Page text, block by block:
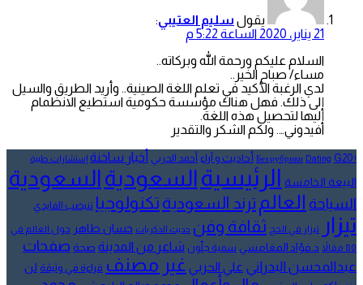
يقول سليم العتيبي:
21 يناير، 2020 الساعة 5:22 م
السلام عليكم ورحمة الله وبركاته..
مساء/ صباح الخير..
لدي الرغبة الأكيد في تعلم اللغة الصينية.. وأريد الطريق والسيل
إلى ذلك. فهل هناك مؤسسة حكومية استطيع الانظمام
إليها لتحصيل هذه اللغة.
افيدوني…. ولكم الشكر والتقدير
! Без рубрики
Dating G20 أحاديث و آراء أحمد الحربي أخبار ساخنة إستشارات طبية
البيعة الخامسة الرئيسيةالسعوديةالسعودية
السياحة العالم ترند السعودية تكنولوجيا تنيضب الفايدي
تيزار تيزار في الحج ثقافة وفن حديث الذكريات حسان طاهر حول العالم في
80 مقالاً
د.فؤاد المغامسي سمية جلّون شاعر من المدينة صحة صفحات
عبدالمحسن البدراني علي الحربي غير مصنف قراءة في وثيقة لن